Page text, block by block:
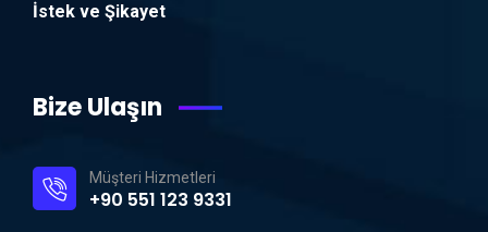
İstek ve Şikayet
Bize Ulaşın
Müşteri Hizmetleri
+90 551 123 9331